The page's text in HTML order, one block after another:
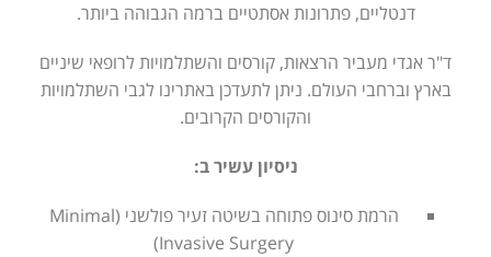
דנטליים, פתרונות אסתטיים ברמה הגבוהה ביותר.
ד"ר אגדי מעביר הרצאות, קורסים והשתלמויות לרופאי שיניים
בארץ וברחבי העולם. ניתן לתעדכן באתרינו לגבי השתלמויות
והקורסים הקרובים.
ניסיון עשיר ב:
הרמת סינוס פתוחה בשיטה זעיר פולשני (Minimal
Invasive Surgery)